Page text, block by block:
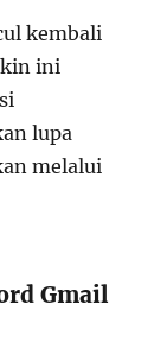
kembali
ini
lupa
melalui
Gmail